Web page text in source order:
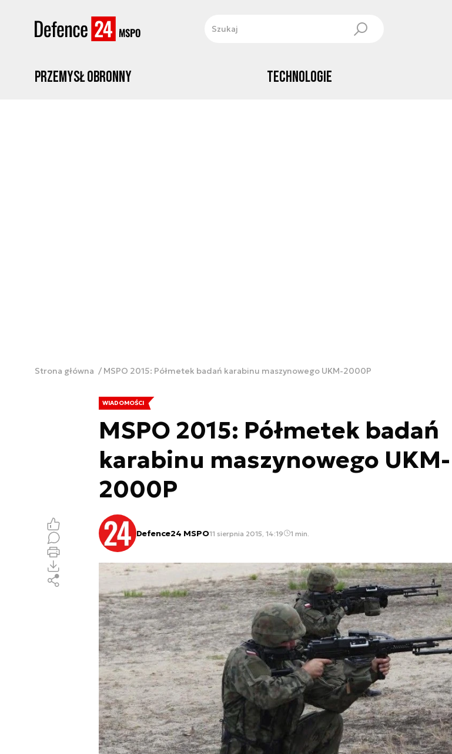
Przemysł obronny Technologie
Strona główna MSPO 2015: Półmetek badań karabinu maszynowego UKM-2000P
WIADOMOŚCI
MSPO 2015: Półmetek badań
karabinu maszynowego UKM-
2000P
Defence24 MSPO11 sierpnia 2015, 14:19 1 min.